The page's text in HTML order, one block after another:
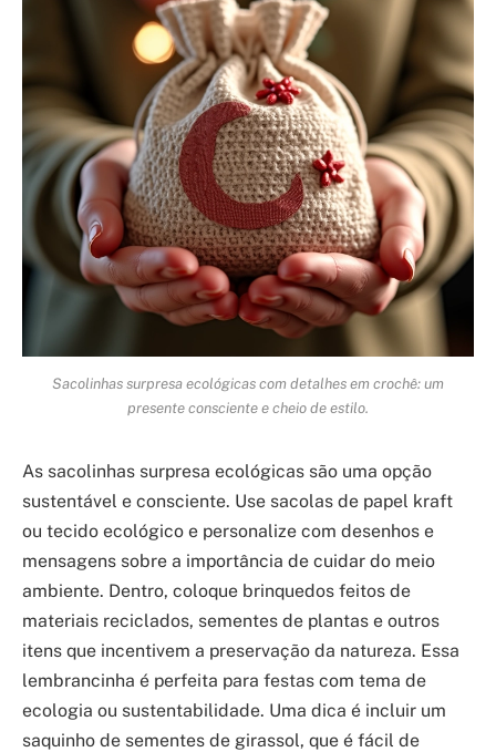
Sacolinhas surpresa ecológicas com detalhes em crochê: um
presente consciente e cheio de estilo.
As sacolinhas surpresa ecológicas são uma opção
sustentável e consciente. Use sacolas de papel kraft
ou tecido ecológico e personalize com desenhos e
mensagens sobre a importância de cuidar do meio
ambiente. Dentro, coloque brinquedos feitos de
materiais reciclados, sementes de plantas e outros
itens que incentivem a preservação da natureza. Essa
lembrancinha é perfeita para festas com tema de
ecologia ou sustentabilidade. Uma dica é incluir um
saquinho de sementes de girassol, que é fácil de